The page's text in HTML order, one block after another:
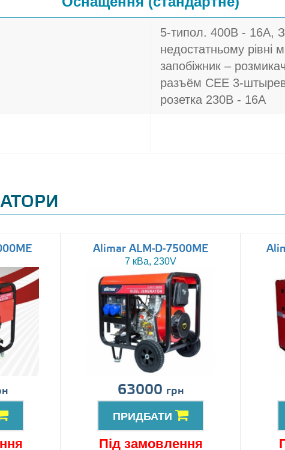
5-типол. 400В - 16A,
недостатньому рівні
запобіжник –
разъём CEE 3-
розетка 230В - 16A
Alimar ALM-D-7500ME
7 кВа, 230V
63000 грн
ПРИДБАТИ
Під замовлення